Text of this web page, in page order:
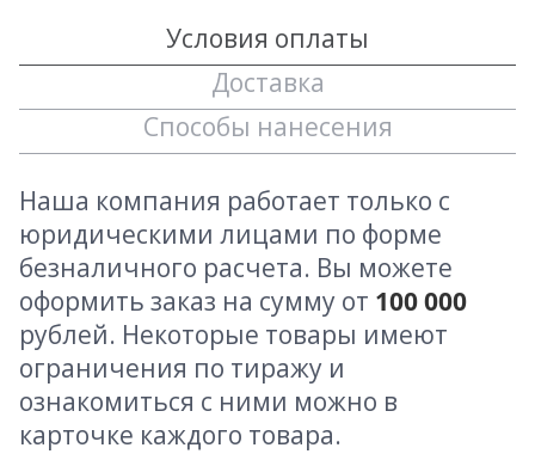
Условия оплаты
Доставка
Способы нанесения
Наша компания работает только с
юридическими лицами по форме
безналичного расчета. Вы можете
оформить заказ на сумму от 100 000
рублей. Некоторые товары имеют
ограничения по тиражу и
ознакомиться с ними можно в
карточке каждого товара.